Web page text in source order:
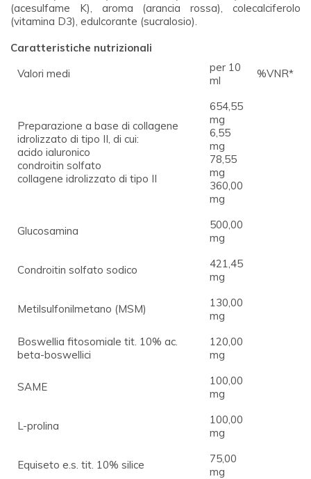
(acesulfame K), aroma (arancia rossa), colecalciferolo
(vitamina D3), edulcorante (sucralosio).
Caratteristiche nutrizionali
Valori medi
per 10
ml
%VNR*
Preparazione a base di collagene
idrolizzato di tipo II, di cui:
acido ialuronico
condroitin solfato
collagene idrolizzato di tipo II
654,55
mg
6,55
mg
78,55
mg
360,00
mg
Glucosamina
500,00
mg
Condroitin solfato sodico
421,45
mg
Metilsulfonilmetano (MSM)
130,00
mg
Boswellia fitosomiale tit. 10% ac.
beta-boswellici
120,00
mg
SAME
100,00
mg
L-prolina
100,00
mg
Equiseto e.s. tit. 10% silice
75,00
mg